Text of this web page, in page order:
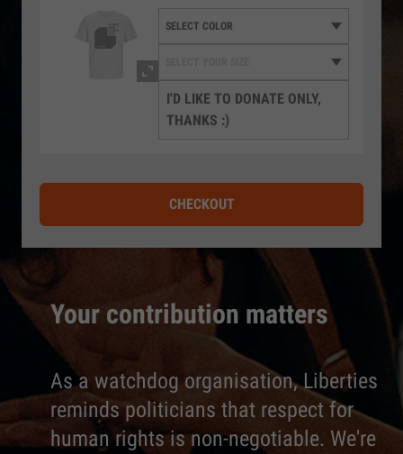
Your contribution matters
As a watchdog organisation, Liberties
reminds politicians that respect for
human rights is non-negotiable. We're
I'D LIKE TO DONATE ONLY,
THANKS :)
CHECKOUT